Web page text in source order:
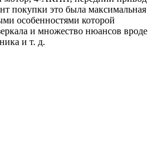
покупки это была максимальная
особенностями которой
и множество нюансов вроде
и т. д.